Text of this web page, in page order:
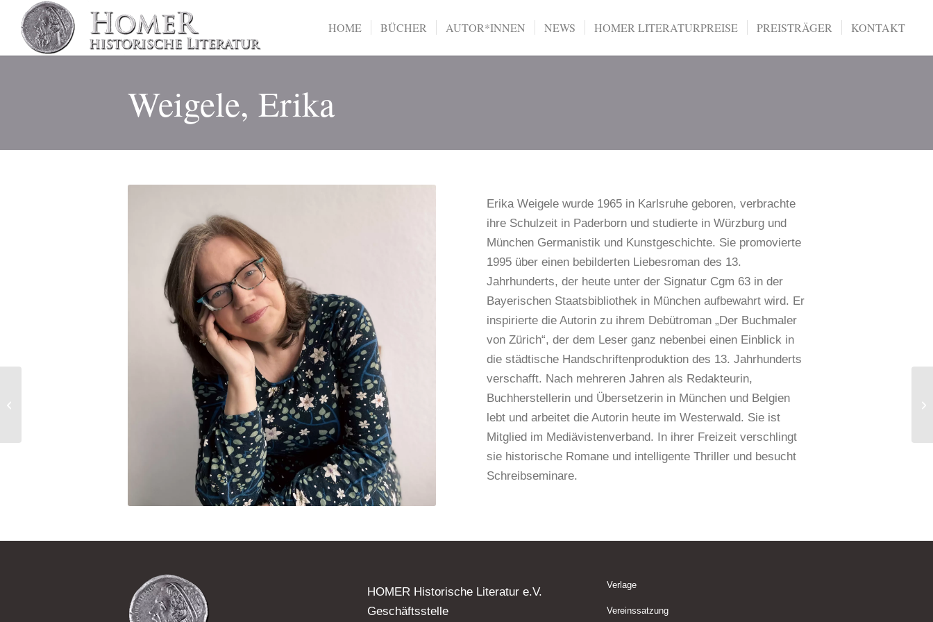
HOME BÜCHER AUTOR*INNEN NEWS HOMER LITERATURPREISE PREISTRÄGER KONTAKT
Weigele, Erika
Erika Weigele wurde 1965 in Karlsruhe geboren, verbrachte
ihre Schulzeit in Paderborn und studierte in Würzburg und
München Germanistik und Kunstgeschichte. Sie promovierte
1995 über einen bebilderten Liebesroman des 13.
Jahrhunderts, der heute unter der Signatur Cgm 63 in der
Bayerischen Staatsbibliothek in München aufbewahrt wird. Er
inspirierte die Autorin zu ihrem Debütroman „Der Buchmaler
von Zürich“, der dem Leser ganz nebenbei einen Einblick in
die städtische Handschriftenproduktion des 13. Jahrhunderts
verschafft. Nach mehreren Jahren als Redakteurin,
Buchherstellerin und Übersetzerin in München und Belgien
lebt und arbeitet die Autorin heute im Westerwald. Sie ist
Mitglied im Mediävistenverband. In ihrer Freizeit verschlingt
sie historische Romane und intelligente Thriller und besucht
Schreibseminare.
HOMER Historische Literatur e.V.
Geschäftsstelle
Verlage
Vereinssatzung